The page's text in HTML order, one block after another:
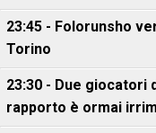
23:45 - Folorunsho
Torino
23:30 - Due giocatori
rapporto è ormai